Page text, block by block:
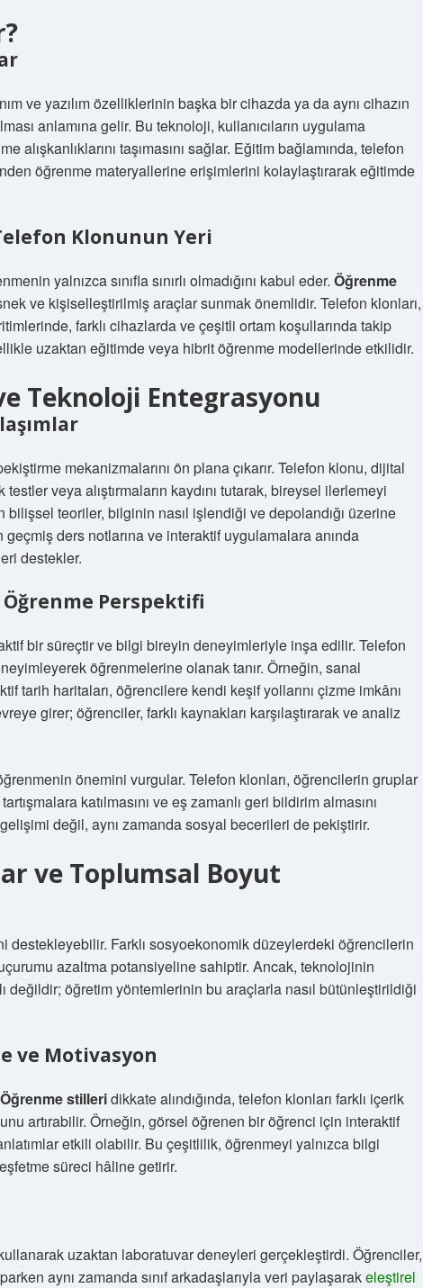
ve yazılım özelliklerinin başka bir cihazda ya da aynı cihazın
anlamına gelir. Bu teknoloji, kullanıcıların uygulama
alışkanlıklarını taşımasını sağlar. Eğitim bağlamında, telefon
öğrenme materyallerine erişimlerini kolaylaştırarak eğitimde
Klonunun Yeri
yalnızca sınıfla sınırlı olmadığını kabul eder. Öğrenme
ve kişiselleştirilmiş araçlar sunmak önemlidir. Telefon klonları,
farklı cihazlarda ve çeşitli ortam koşullarında takip
uzaktan eğitimde veya hibrit öğrenme modellerinde etkilidir.
Teknoloji Entegrasyonu
mekanizmalarını ön plana çıkarır. Telefon klonu, dijital
veya alıştırmaların kaydını tutarak, bireysel ilerlemeyi
bilişsel teoriler, bilginin nasıl işlendiği ve depolandığı üzerine
ders notlarına ve interaktif uygulamalara anında
destekler.
Öğrenme Perspektifi
bir süreçtir ve bilgi bireyin deneyimleriyle inşa edilir. Telefon
öğrenmelerine olanak tanır. Örneğin, sanal
tarih haritaları, öğrencilere kendi keşif yollarını çizme imkânı
girer; öğrenciler, farklı kaynakları karşılaştırarak ve analiz
önemini vurgular. Telefon klonları, öğrencilerin gruplar
katılmasını ve eş zamanlı geri bildirim almasını
değil, aynı zamanda sosyal becerileri de pekiştirir.
ve Toplumsal Boyut
destekleyebilir. Farklı sosyoekonomik düzeylerdeki öğrencilerin
azaltma potansiyeline sahiptir. Ancak, teknolojinin
değildir; öğretim yöntemlerinin bu araçlarla nasıl bütünleştirildiği
ve Motivasyon
Öğrenme stilleridikkate alındığında, telefon klonları farklı içerik
artırabilir. Örneğin, görsel öğrenen bir öğrenci için interaktif
etkili olabilir. Bu çeşitlilik, öğrenmeyi yalnızca bilgi
süreci hâline getirir.
uzaktan laboratuvar deneyleri gerçekleştirdi. Öğrenciler,
aynı zamanda sınıf arkadaşlarıyla veri paylaşarakeleştirel